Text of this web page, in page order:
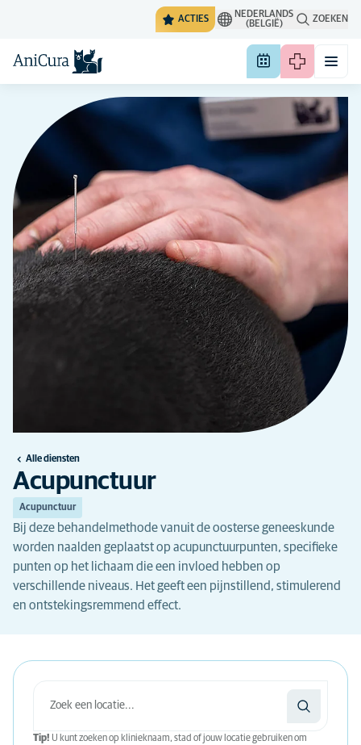
ACTIES
NEDERLANDS
(BELGIË)
ZOEKEN
Alle diensten
Acupunctuur
Acupunctuur
Bij deze behandelmethode vanuit de oosterse geneeskunde
worden naalden geplaatst op acupunctuurpunten, specifieke
punten op het lichaam die een invloed hebben op
verschillende niveaus. Het geeft een pijnstillend, stimulerend
en ontstekingsremmend effect.
Tip! U kunt zoeken op klinieknaam, stad of jouw locatie gebruiken om